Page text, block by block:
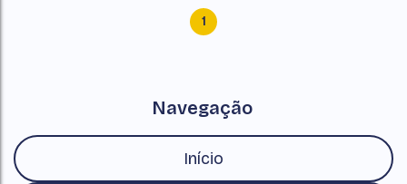
1
Navegação
Início